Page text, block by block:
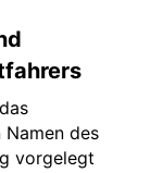
des
vorgelegt